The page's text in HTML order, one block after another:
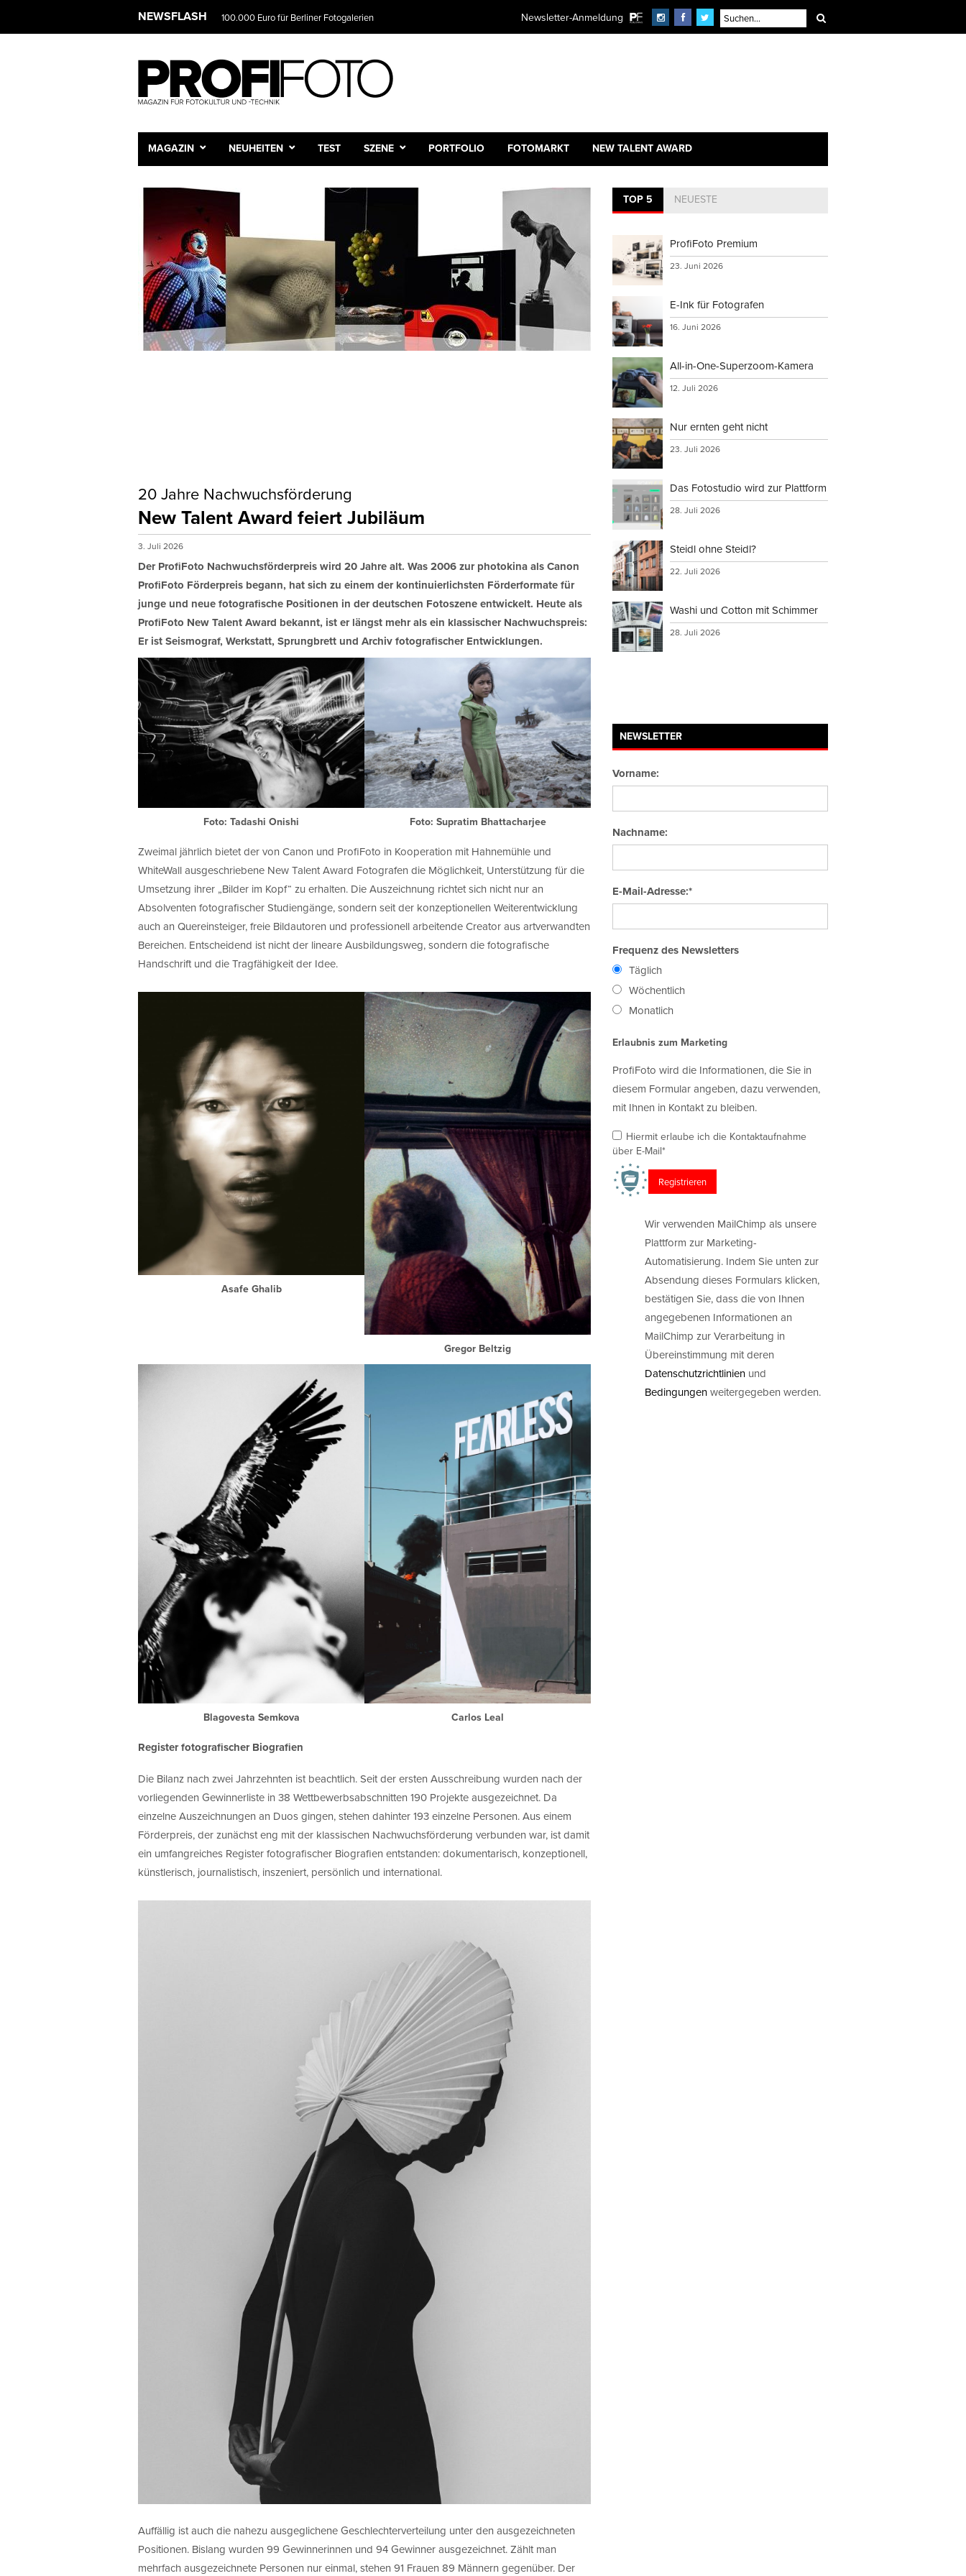
NEWSFLASH Das Fotostudio wird zur Plattform Newsletter-Anmeldung
MAGAZIN NEUHEITEN TEST SZENE PORTFOLIO FOTOMARKT NEW TALENT AWARD
20 Jahre Nachwuchsförderung
New Talent Award feiert Jubiläum
3. Juli 2026
Der ProfiFoto Nachwuchsförderpreis wird 20 Jahre alt. Was 2006 zur photokina als Canon
ProfiFoto Förderpreis begann, hat sich zu einem der kontinuierlichsten Förderformate für
junge und neue fotografische Positionen in der deutschen Fotoszene entwickelt. Heute als
ProfiFoto New Talent Award bekannt, ist er längst mehr als ein klassischer Nachwuchspreis:
Er ist Seismograf, Werkstatt, Sprungbrett und Archiv fotografischer Entwicklungen.
Foto: Tadashi Onishi Foto: Supratim Bhattacharjee
Zweimal jährlich bietet der von Canon und ProfiFoto in Kooperation mit Hahnemühle und
WhiteWall ausgeschriebene New Talent Award Fotografen die Möglichkeit, Unterstützung für die
Umsetzung ihrer „Bilder im Kopf“ zu erhalten. Die Auszeichnung richtet sich nicht nur an
Absolventen fotografischer Studiengänge, sondern seit der konzeptionellen Weiterentwicklung
auch an Quereinsteiger, freie Bildautoren und professionell arbeitende Creator aus artverwandten
Bereichen. Entscheidend ist nicht der lineare Ausbildungsweg, sondern die fotografische
Handschrift und die Tragfähigkeit der Idee.
Asafe Ghalib
Gregor Beltzig
Blagovesta Semkova Carlos Leal
Register fotografischer Biografien
Die Bilanz nach zwei Jahrzehnten ist beachtlich. Seit der ersten Ausschreibung wurden nach der
vorliegenden Gewinnerliste in 38 Wettbewerbsabschnitten 190 Projekte ausgezeichnet. Da
einzelne Auszeichnungen an Duos gingen, stehen dahinter 193 einzelne Personen. Aus einem
Förderpreis, der zunächst eng mit der klassischen Nachwuchsförderung verbunden war, ist damit
ein umfangreiches Register fotografischer Biografien entstanden: dokumentarisch, konzeptionell,
künstlerisch, journalistisch, inszeniert, persönlich und international.
Auffällig ist auch die nahezu ausgeglichene Geschlechterverteilung unter den ausgezeichneten
Positionen. Bislang wurden 99 Gewinnerinnen und 94 Gewinner ausgezeichnet. Zählt man
mehrfach ausgezeichnete Personen nur einmal, stehen 91 Frauen 89 Männern gegenüber. Der
TOP 5 NEUESTE
ProfiFoto Premium
23. Juni 2026
E-Ink für Fotografen
16. Juni 2026
All-in-One-Superzoom-Kamera
12. Juli 2026
Nur ernten geht nicht
23. Juli 2026
Das Fotostudio wird zur Plattform
28. Juli 2026
Steidl ohne Steidl?
22. Juli 2026
Washi und Cotton mit Schimmer
28. Juli 2026
NEWSLETTER
Vorname:
Nachname:
E-Mail-Adresse:*
Frequenz des Newsletters
Täglich
Wöchentlich
Monatlich
Erlaubnis zum Marketing
ProfiFoto wird die Informationen, die Sie in
diesem Formular angeben, dazu verwenden,
mit Ihnen in Kontakt zu bleiben.
Hiermit erlaube ich die Kontaktaufnahme
über E-Mail*
Wir verwenden MailChimp als unsere
Plattform zur Marketing-
Automatisierung. Indem Sie unten zur
Absendung dieses Formulars klicken,
bestätigen Sie, dass die von Ihnen
angegebenen Informationen an
MailChimp zur Verarbeitung in
Übereinstimmung mit deren
Datenschutzrichtlinien und
Bedingungenweitergegeben werden.
Wir informieren Sie kostenlos über alle Themen rund um Fotografie und Fototechnik
und Sie entscheiden natürlich selbst wie oft.
Vorname:
Nachname:
Frequenz des Newsletters
Täglich
Wöchentlich
Monatlich
ProfiFoto wird die Informationen, die Sie in diesem Formular angeben, dazu verwenden,
Wir verwenden MailChimp als unsere Plattform zur Marketing-
Automatisierung. Indem Sie unten zur Absendung dieses Formulars
klicken, bestätigen Sie, dass die von Ihnen angegebenen Informationen an
MailChimp zur Verarbeitung in Übereinstimmung mit deren
DatenschutzrichtlinienundBedingungenweitergegeben werden.